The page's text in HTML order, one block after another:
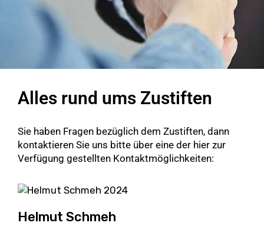
Alles rund ums Zustiften
Sie haben Fragen bezüglich dem Zustiften, dann
kontaktieren Sie uns bitte über eine der hier zur
Verfügung gestellten Kontaktmöglichkeiten:
Helmut Schmeh